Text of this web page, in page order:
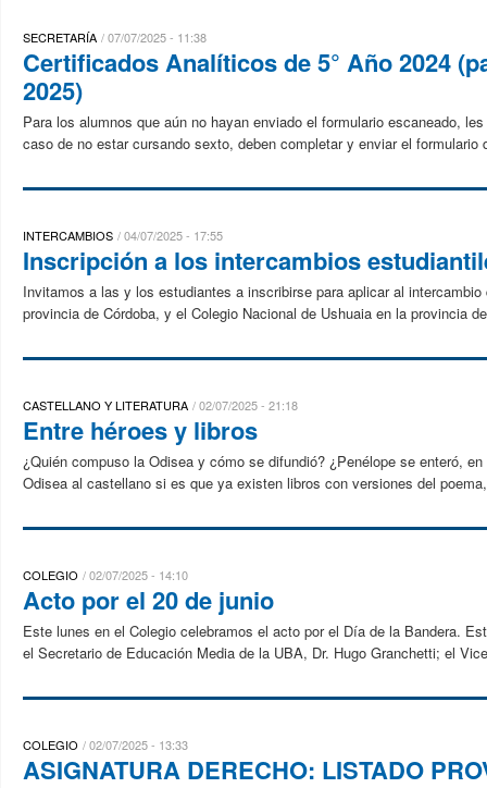
SECRETARÍA 07/07/2025 - 11:38
Certificados Analíticos de 5° Año 2024
2025)
Para los alumnos que aún no hayan enviado el formulario escaneado,
caso de no estar cursando sexto, deben completar y enviar el formulario
INTERCAMBIOS 04/07/2025 - 17:55
Inscripción a los intercambios
Invitamos a las y los estudiantes a inscribirse para aplicar al
provincia de Córdoba, y el Colegio Nacional de Ushuaia en la provincia
CASTELLANO Y LITERATURA 02/07/2025 - 21:18
Entre héroes y libros
¿Quién compuso la Odisea y cómo se difundió? ¿Penélope se enteró,
Odisea al castellano si es que ya existen libros con versiones del
COLEGIO 02/07/2025 - 14:10
Acto por el 20 de junio
Este lunes en el Colegio celebramos el acto por el Día de la Bandera.
el Secretario de Educación Media de la UBA, Dr. Hugo Granchetti; el
COLEGIO 02/07/2025 - 13:33
ASIGNATURA DERECHO: LISTADO